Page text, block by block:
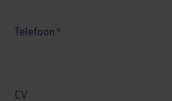
Telefoon*
CV